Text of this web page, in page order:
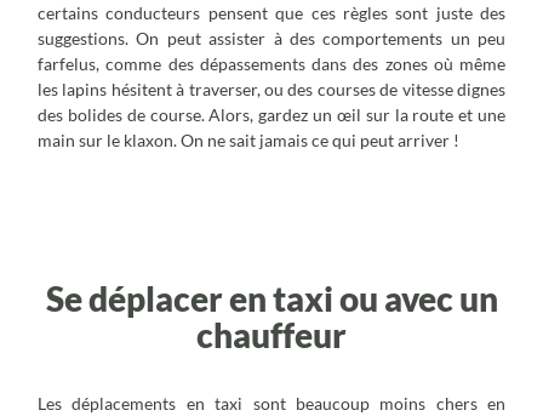
certains conducteurs pensent que ces règles sont juste des
suggestions. On peut assister à des comportements un peu
farfelus, comme des dépassements dans des zones où même
les lapins hésitent à traverser, ou des courses de vitesse dignes
des bolides de course. Alors, gardez un œil sur la route et une
main sur le klaxon. On ne sait jamais ce qui peut arriver !
Se déplacer en taxi ou avec un
chauffeur
Les déplacements en taxi sont beaucoup moins chers en